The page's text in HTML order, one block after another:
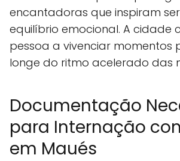
encantadoras que inspiram
equilíbrio emocional. A cidade
pessoa a vivenciar momentos
longe do ritmo acelerado das
Documentação
para Internação
em Maués